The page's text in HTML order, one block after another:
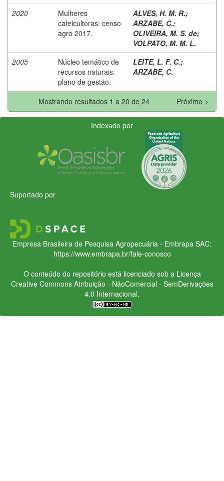
2020
Mulheres
cafeicultoras: censo
agro 2017.
ALVES, H. M. R.;
ARZABE, C.;
OLIVEIRA, M. S. de;
VOLPATO, M. M. L.
2005
Núcleo temático de
recursos naturais:
plano de gestão.
LEITE, L. F. C.;
ARZABE, C.
Mostrando resultados 1 a 20 de 24 Próximo >
Indexado por
Suportado por
Empresa Brasileira de Pesquisa Agropecuária - Embrapa SAC:
https://www.embrapa.br/fale-conosco
O conteúdo do repositório está licenciado sob a Licença
Creative CommonsAtribuição - NãoComercial - SemDerivações
4.0 Internacional.